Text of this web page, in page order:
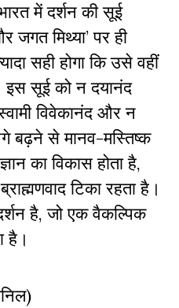
में दर्शन की सूई
जगत मिथ्या’ पर ही
सही होगा कि उसे वहीं
सूई को न दयानंद
विवेकानंद और न
बढ़ने से मानव-मस्तिष्क
का विकास होता है,
टिका रहता है।
है, जो एक वैकल्पिक
है।